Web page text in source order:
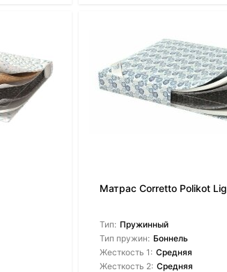
Матрас Corretto Polikot
Тип: Пружинный
Тип пружин: Боннель
Жесткость 1: Средняя
Жесткость 2: Средняя